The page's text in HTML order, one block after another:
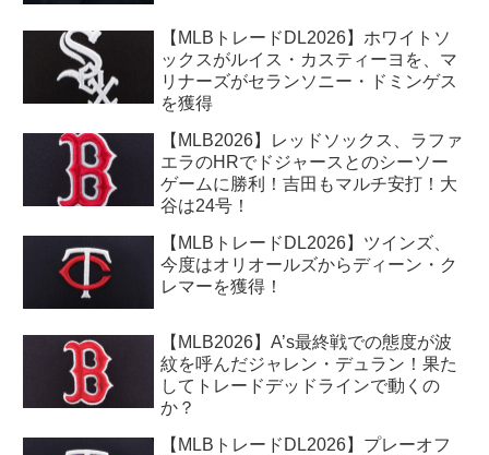
【MLBトレードDL2026】ホワイトソ
ックスがルイス・カスティーヨを、マ
リナーズがセランソニー・ドミンゲス
を獲得
【MLB2026】レッドソックス、ラファ
エラのHRでドジャースとのシーソー
ゲームに勝利！吉田もマルチ安打！大
谷は24号！
【MLBトレードDL2026】ツインズ、
今度はオリオールズからディーン・ク
レマーを獲得！
【MLB2026】A’s最終戦での態度が波
紋を呼んだジャレン・デュラン！果た
してトレードデッドラインで動くの
か？
【MLBトレードDL2026】プレーオフ